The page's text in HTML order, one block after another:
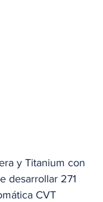
y Titanium con
desarrollar 271
CVT